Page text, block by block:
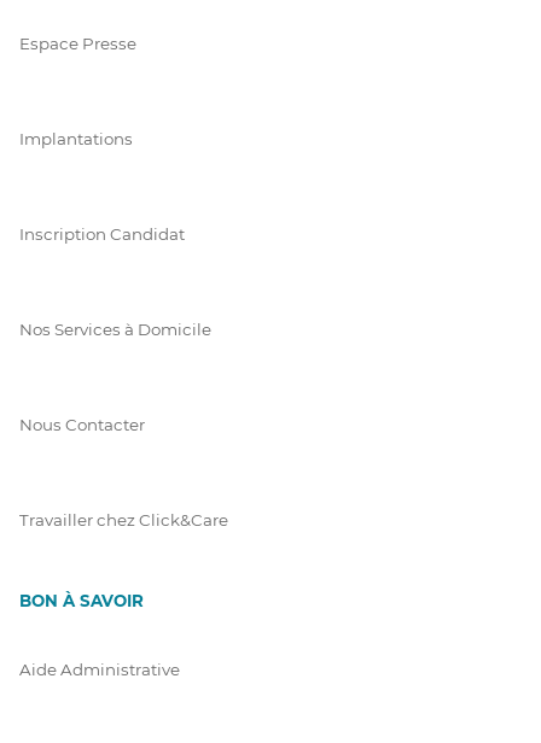
Espace Presse
Implantations
Inscription Candidat
Nos Services à Domicile
Nous Contacter
Travailler chez Click&Care
BON À SAVOIR
Aide Administrative